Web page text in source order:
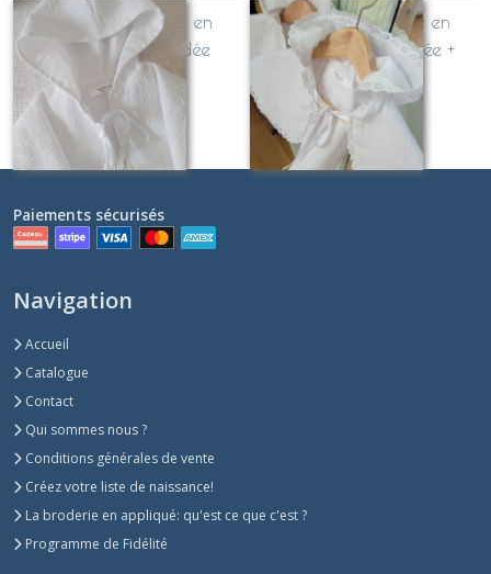
Cape de baptême en
DOUBLE GAZE Brodée
À partir de 54€
Cape de baptême en
DOUBLE GAZE Brodée +
feston
À partir de 69€
Paiements sécurisés
Navigation
Accueil
Catalogue
Contact
Qui sommes nous ?
Conditions générales de vente
Créez votre liste de naissance!
La broderie en appliqué: qu'est ce que c'est ?
Programme de Fidélité